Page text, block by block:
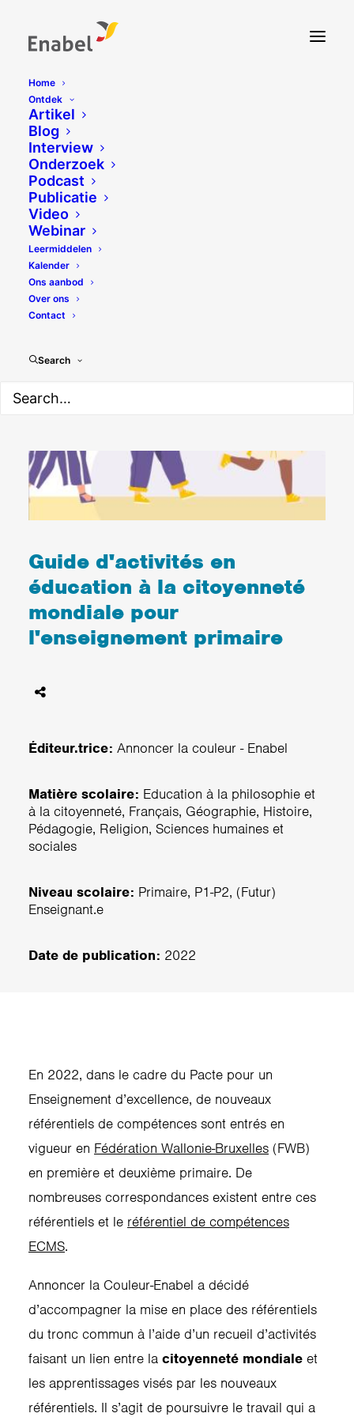
Home
Ontdek
Artikel
Blog
Interview
Onderzoek
Podcast
Publicatie
Video
Webinar
Leermiddelen
Kalender
Ons aanbod
Over ons
Contact
Search
Guide d'activités en
éducation à la citoyenneté
mondiale pour
l'enseignement primaire
Éditeur.trice: Annoncer la couleur - Enabel
Matière scolaire: Education à la philosophie et
à la citoyenneté, Français, Géographie, Histoire,
Pédagogie, Religion, Sciences humaines et
sociales
Niveau scolaire: Primaire, P1-P2, (Futur)
Enseignant.e
Date de publication: 2022
En 2022, dans le cadre du Pacte pour un
Enseignement d’excellence, de nouveaux
référentiels de compétences sont entrés en
vigueur en Fédération Wallonie-Bruxelles (FWB)
en première et deuxième primaire. De
nombreuses correspondances existent entre ces
référentiels et le référentiel de compétences
ECMS.
Annoncer la Couleur-Enabel a décidé
d’accompagner la mise en place des référentiels
du tronc commun à l’aide d’un recueil d’activités
faisant un lien entre la citoyenneté mondiale et
les apprentissages visés par les nouveaux
référentiels. Il s’agit de poursuivre le travail qui a